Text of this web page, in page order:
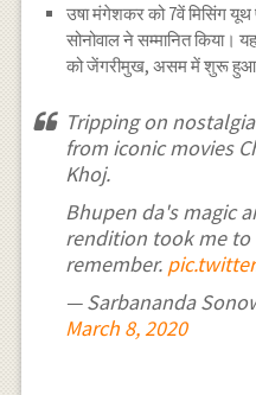
उषा मंगेशकर को 7वें मिसिंग
सोनोवाल ने सम्मानित किया।
को जेंगरीमुख, असम में शुरू हुआ
Tripping on
from iconic movies
Khoj.
Bhupen da's magic
rendition took me to
remember.
— Sarbananda
March 8, 2020